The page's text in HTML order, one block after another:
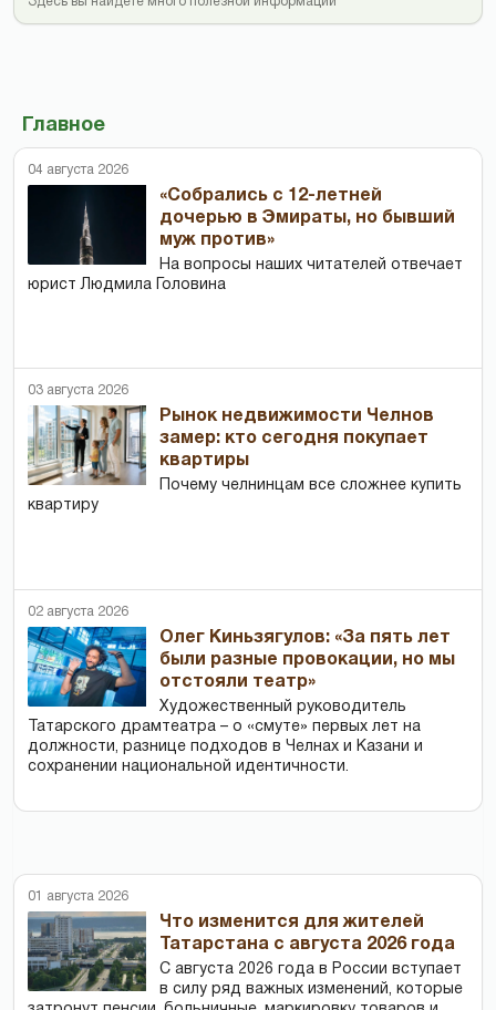
Главное
04 августа 2026
«Собрались с 12-летней
дочерью в Эмираты, но бывший
муж против»
На вопросы наших читателей отвечает
юрист Людмила Головина
03 августа 2026
Рынок недвижимости Челнов
замер: кто сегодня покупает
квартиры
Почему челнинцам все сложнее купить
квартиру
02 августа 2026
Олег Киньзягулов: «За пять лет
были разные провокации, но мы
отстояли театр»
Художественный руководитель
Татарского драмтеатра – о «смуте» первых лет на
должности, разнице подходов в Челнах и Казани и
сохранении национальной идентичности.
01 августа 2026
Что изменится для жителей
Татарстана с августа 2026 года
С августа 2026 года в России вступает
в силу ряд важных изменений, которые